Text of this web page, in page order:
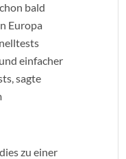
bald
Europa
einfacher
sagte
zu einer